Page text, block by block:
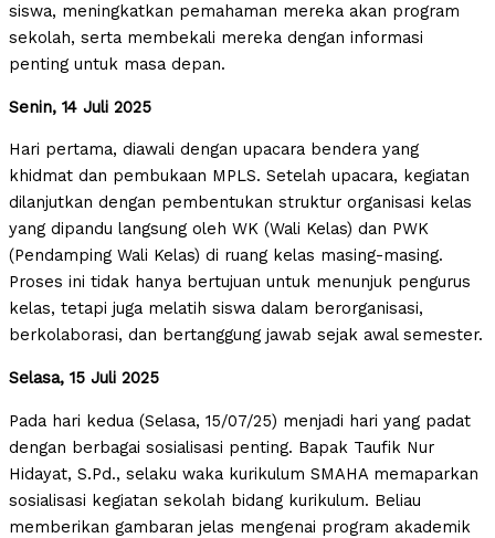
siswa, meningkatkan pemahaman mereka akan program
sekolah, serta membekali mereka dengan informasi
penting untuk masa depan.
Senin, 14 Juli 2025
Hari pertama, diawali dengan upacara bendera yang
khidmat dan pembukaan MPLS. Setelah upacara, kegiatan
dilanjutkan dengan pembentukan struktur organisasi kelas
yang dipandu langsung oleh WK (Wali Kelas) dan PWK
(Pendamping Wali Kelas) di ruang kelas masing-masing.
Proses ini tidak hanya bertujuan untuk menunjuk pengurus
kelas, tetapi juga melatih siswa dalam berorganisasi,
berkolaborasi, dan bertanggung jawab sejak awal semester.
Selasa, 15 Juli 2025
Pada hari kedua (Selasa, 15/07/25) menjadi hari yang padat
dengan berbagai sosialisasi penting. Bapak Taufik Nur
Hidayat, S.Pd., selaku waka kurikulum SMAHA memaparkan
sosialisasi kegiatan sekolah bidang kurikulum. Beliau
memberikan gambaran jelas mengenai program akademik